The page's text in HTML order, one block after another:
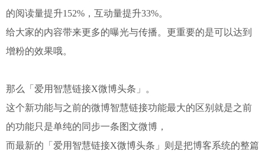
的阅读量提升152%，互动量提升33%。
给大家的内容带来更多的曝光与传播。更重要的是可以达到
增粉的效果哦。
那么「爱用智慧链接X微博头条」。
这个新功能与之前的微博智慧链接功能最大的区别就是之前
的功能只是单纯的同步一条图文微博，
而最新的「爱用智慧链接X微博头条」则是把博客系统的整篇